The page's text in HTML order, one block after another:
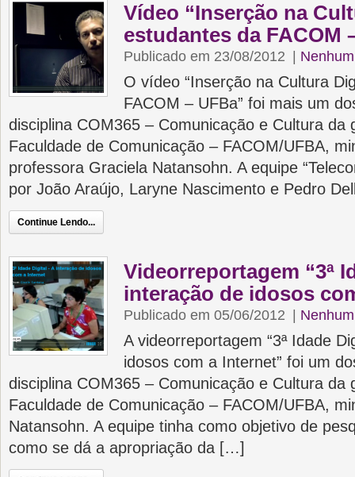
Vídeo “Inserção na
estudantes da FACOM
Publicado em 23/08/2012
O vídeo “Inserção na Cultura
FACOM – UFBa” foi mais um
disciplina COM365 – Comunicação e Cultura da
Faculdade de Comunicação – FACOM/UFBA,
professora Graciela Natansohn. A equipe
por João Araújo, Laryne Nascimento e Pedro
Continue Lendo...
Videorreportagem “3ª
interação de idosos
Publicado em 05/06/2012
A videorreportagem “3ª Idade
idosos com a Internet” foi um
disciplina COM365 – Comunicação e Cultura da
Faculdade de Comunicação – FACOM/UFBA,
Natansohn. A equipe tinha como objetivo de
como se dá a apropriação da […]